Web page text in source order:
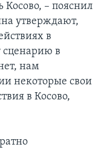
Косово, – пояснил
утверждают,
в
сценарию в
нам
некоторые свои
в Косово,